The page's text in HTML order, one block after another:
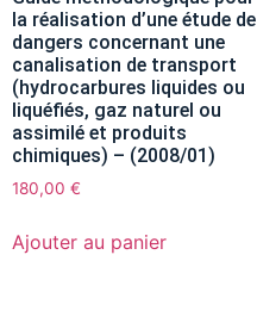
la réalisation d’une étude de
dangers concernant une
canalisation de transport
(hydrocarbures liquides ou
liquéfiés, gaz naturel ou
assimilé et produits
chimiques) – (2008/01)
180,00 €
Ajouter au panier